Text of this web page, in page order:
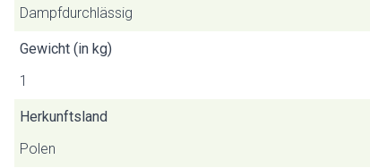
Dampfdurchlässig
Gewicht (in kg)
1
Herkunftsland
Polen